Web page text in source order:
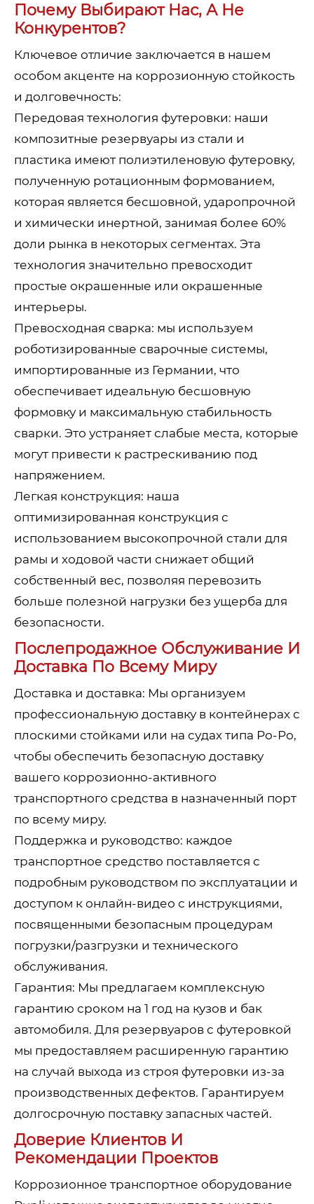
Почему Выбирают Нас, А Не
Конкурентов?
Ключевое отличие заключается в нашем
особом акценте на коррозионную стойкость
и долговечность:
Передовая технология футеровки: наши
композитные резервуары из стали и
пластика имеют полиэтиленовую футеровку,
полученную ротационным формованием,
которая является бесшовной, ударопрочной
и химически инертной, занимая более 60%
доли рынка в некоторых сегментах. Эта
технология значительно превосходит
простые окрашенные или окрашенные
интерьеры.
Превосходная сварка: мы используем
роботизированные сварочные системы,
импортированные из Германии, что
обеспечивает идеальную бесшовную
формовку и максимальную стабильность
сварки. Это устраняет слабые места, которые
могут привести к растрескиванию под
напряжением.
Легкая конструкция: наша
оптимизированная конструкция с
использованием высокопрочной стали для
рамы и ходовой части снижает общий
собственный вес, позволяя перевозить
больше полезной нагрузки без ущерба для
безопасности.
Послепродажное Обслуживание И
Доставка По Всему Миру
Доставка и доставка: Мы организуем
профессиональную доставку в контейнерах с
плоскими стойками или на судах типа Ро-Ро,
чтобы обеспечить безопасную доставку
вашего коррозионно-активного
транспортного средства в назначенный порт
по всему миру.
Поддержка и руководство: каждое
транспортное средство поставляется с
подробным руководством по эксплуатации и
доступом к онлайн-видео с инструкциями,
посвященными безопасным процедурам
погрузки/разгрузки и технического
обслуживания.
Гарантия: Мы предлагаем комплексную
гарантию сроком на 1 год на кузов и бак
автомобиля. Для резервуаров с футеровкой
мы предоставляем расширенную гарантию
на случай выхода из строя футеровки из-за
производственных дефектов. Гарантируем
долгосрочную поставку запасных частей.
Доверие Клиентов И
Рекомендации Проектов
Коррозионное транспортное оборудование